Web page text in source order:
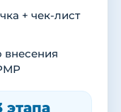
+ чек-лист
этапа